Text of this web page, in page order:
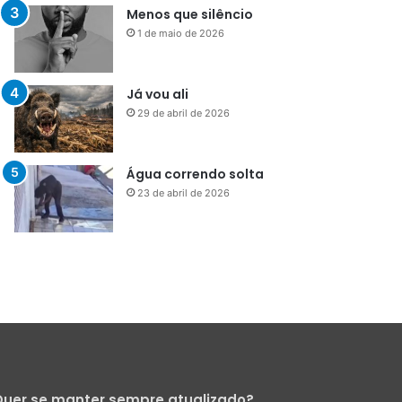
29 de abril de 2026
23 de abril de 2026